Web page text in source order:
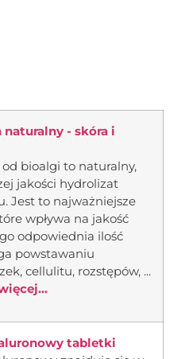
naturalny - skóra i
bioalgi to naturalny,
jakości hydrolizat
Jest to najważniejsze
wpływa na jakość
odpowiednia ilość
powstawaniu
cellulitu, rozstępów, ...
tabletki